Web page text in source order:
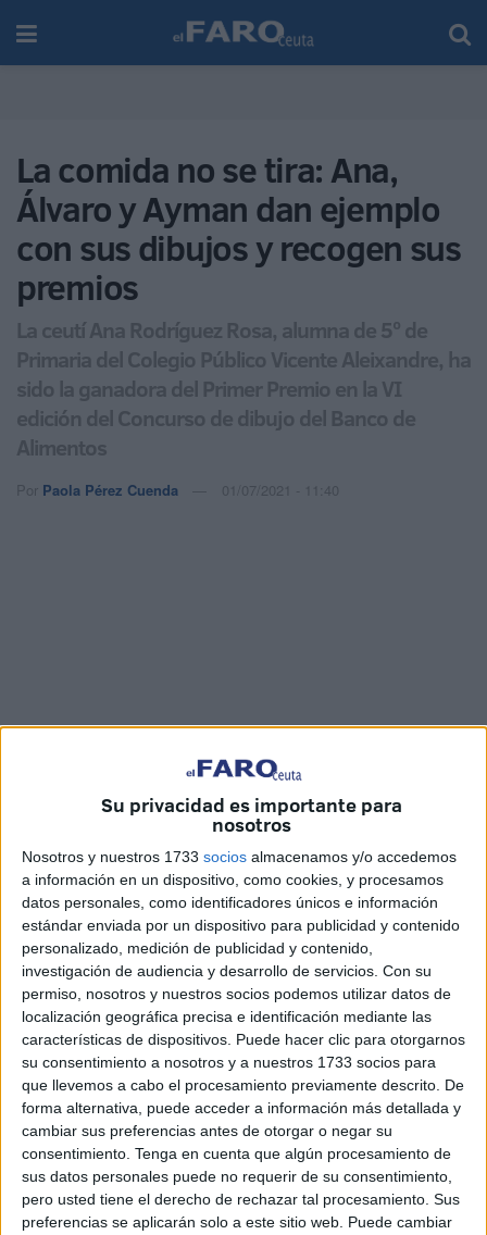
Su privacidad es importante para
nosotros
Nosotros y nuestros 1733 socios almacenamos y/o accedemos
a información en un dispositivo, como cookies, y procesamos
datos personales, como identificadores únicos e información
estándar enviada por un dispositivo para publicidad y contenido
personalizado, medición de publicidad y contenido,
investigación de audiencia y desarrollo de servicios. Con su
permiso, nosotros y nuestros socios podemos utilizar datos de
localización geográfica precisa e identificación mediante las
características de dispositivos. Puede hacer clic para otorgarnos
su consentimiento a nosotros y a nuestros 1733 socios para
que llevemos a cabo el procesamiento previamente descrito. De
forma alternativa, puede acceder a información más detallada y
cambiar sus preferencias antes de otorgar o negar su
consentimiento. Tenga en cuenta que algún procesamiento de
sus datos personales puede no requerir de su consentimiento,
pero usted tiene el derecho de rechazar tal procesamiento. Sus
preferencias se aplicarán solo a este sitio web. Puede cambiar
La comida no se tira: Ana,
Álvaro y Ayman dan ejemplo
con sus dibujos y recogen sus
premios
La ceutí Ana Rodríguez Rosa, alumna de 5º de
Primaria del Colegio Público Vicente Aleixandre, ha
sido la ganadora del Primer Premio en la VI
edición del Concurso de dibujo del Banco de
Alimentos
Por Paola Pérez Cuenda 01/07/2021 - 11:40
Ceuta fue la ganadora el año pasado del Primer Premio
Nacional y a la vez de dos accésit en la VI edición del
Concurso de dibujo delBanco de Alimentoscon el lema
‘Contra el hambre y el despilfarro de alimentos’. Pero por
culpa de la pandemia la entrega de este reconocimiento se
aplazó y no ha tenido lugar hasta este jueves en el Salón
del Trono del Palacio Autonómico cuandoel presidente
de la Ciudad, Juan Vivas, acompañado del consejero de
Cultura, Carlos Rontomé, y del presidente del Banco de
Alimentos de Ceuta, Pedro Mariscal, ha otorgado un
obsequio a los alumnos ganadores.